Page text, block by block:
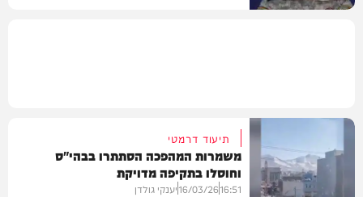
תיעוד דרמטי
משמרות המהפכה הסתתרו בבהי"ס
וחוסלו בתקיפה מדויקת
16:51
16/03/26יענקי גולדן